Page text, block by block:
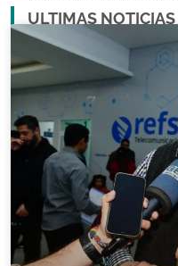
ULTIMAS NOTICIAS